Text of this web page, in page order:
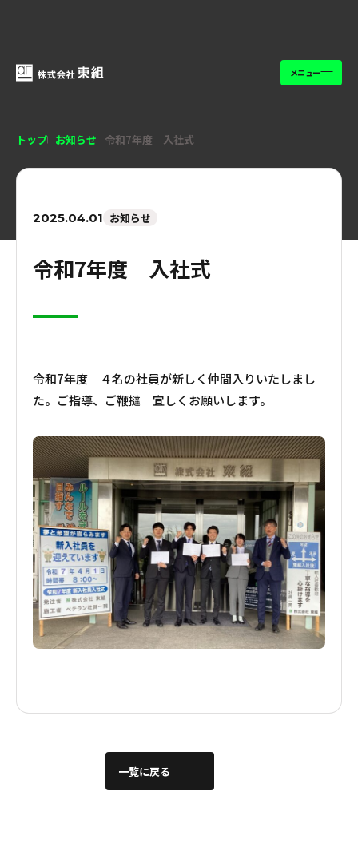
メニュー
トップ お知らせ 令和7年度 入社式
2025.04.01 お知らせ
令和7年度 入社式
令和7年度 ４名の社員が新しく仲間入りいたしまし
た。ご指導、ご鞭撻 宜しくお願いします。
一覧に戻る